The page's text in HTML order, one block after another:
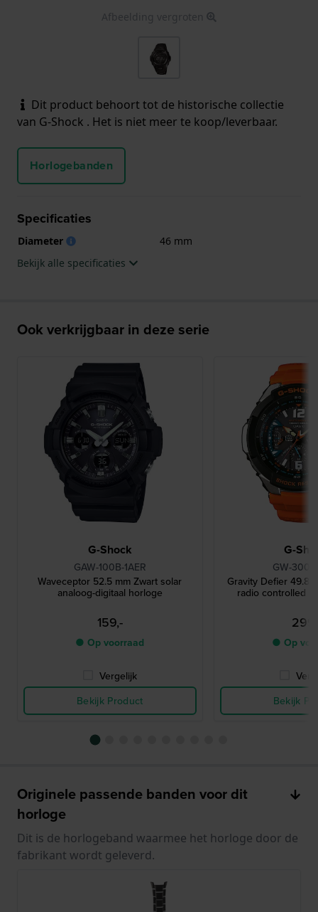
Afbeelding vergroten
Dit product behoort tot de historische collectie
van G-Shock . Het is niet meer te koop/leverbaar.
Horlogebanden
Specificaties
Diameter
46 mm
Bekijk alle specificaties
Ook verkrijgbaar in deze serie
G-Shock
GAW-100B-1AER
Waveceptor 52.5 mm Zwart solar
analoog-digitaal horloge
159,-
● Op voorraad
Vergelijk
Bekijk Product
G-
GW-
Gravity Defier 49.8
radio controlled
● Op
Bekijk
Originele passende banden voor dit
horloge
Dit is de horlogeband waarmee het horloge door de
fabrikant wordt geleverd.